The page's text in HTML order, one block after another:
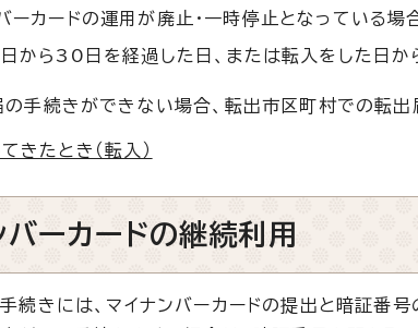
ーカードの運用が廃止・一時停止となっている場
から30日を経過した日、または転入をした日
手続きができない場合、転出市区町村での転出
きたとき（転入）
バーカードの継続利用
続きには、マイナンバーカードの提出と暗証番号